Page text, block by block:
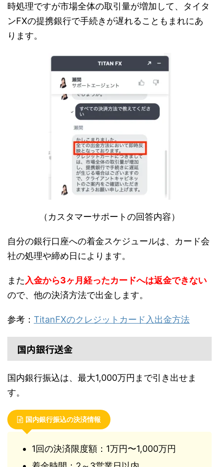
時処理ですが市場全体の取引量が増加して、タイタ
ンFXの提携銀行で手続きが遅れることもまれにあ
ります。
（カスタマーサポートの回答内容）
自分の銀行口座への着金スケジュールは、カード会
社の処理や締め日によります。
また 入金から3ヶ月経ったカードへは返金できない
ので、他の決済方法で出金します。
参考： TitanFXのクレジットカード入出金方法
国内銀行送金
国内銀行振込は、最大1,000万円まで引き出せま
す。
国内銀行振込の決済情報
1回の決済限度額：1万円〜1,000万円